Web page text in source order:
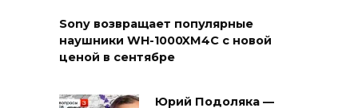
Sony возвращает популярные
наушники WH-1000XM4C с новой
ценой в сентябре
Юрий Подоляка —